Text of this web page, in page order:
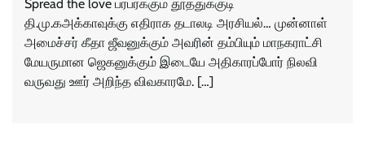
Spread the love பரபரக்கும் தூத்துக்குடி
தி.மு.கஅக்காவுக்கு எதிராக தடாலடி அரசியல்… முன்னாள்
அமைச்சர் கீதா ஜீவனுக்கும் அவரின் தம்பியும் மாநகராட்சி
மேயருமான ஜெகனுக்கும் இடையே அதிகாரப்போர் நிலவி
வருவது ஊர் அறிந்த விவகாரமே. […]